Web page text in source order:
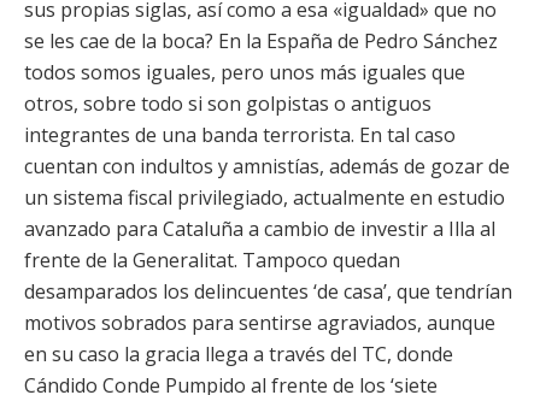
sus propias siglas, así como a esa «igualdad» que no
se les cae de la boca? En la España de Pedro Sánchez
todos somos iguales, pero unos más iguales que
otros, sobre todo si son golpistas o antiguos
integrantes de una banda terrorista. En tal caso
cuentan con indultos y amnistías, además de gozar de
un sistema fiscal privilegiado, actualmente en estudio
avanzado para Cataluña a cambio de investir a Illa al
frente de la Generalitat. Tampoco quedan
desamparados los delincuentes ‘de casa’, que tendrían
motivos sobrados para sentirse agraviados, aunque
en su caso la gracia llega a través del TC, donde
Cándido Conde Pumpido al frente de los ‘siete